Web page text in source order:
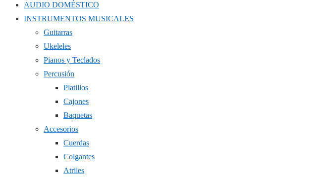
AUDIO DOMÉSTICO
INSTRUMENTOS MUSICALES
Guitarras
Ukeleles
Pianos y Teclados
Percusión
Platillos
Cajones
Baquetas
Accesorios
Cuerdas
Colgantes
Atriles